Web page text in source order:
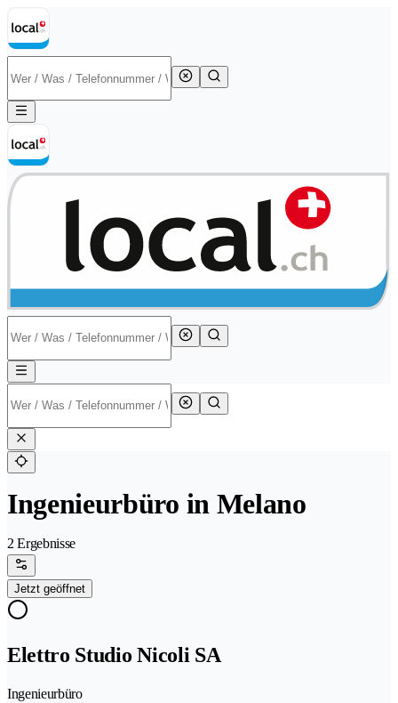
Ingenieurbüro in Melano
2 Ergebnisse
Jetzt geöffnet
Elettro Studio Nicoli SA
Ingenieurbüro